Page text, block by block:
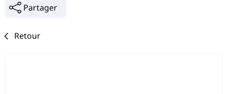
Partager
Retour